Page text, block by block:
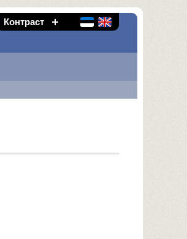
Контраст